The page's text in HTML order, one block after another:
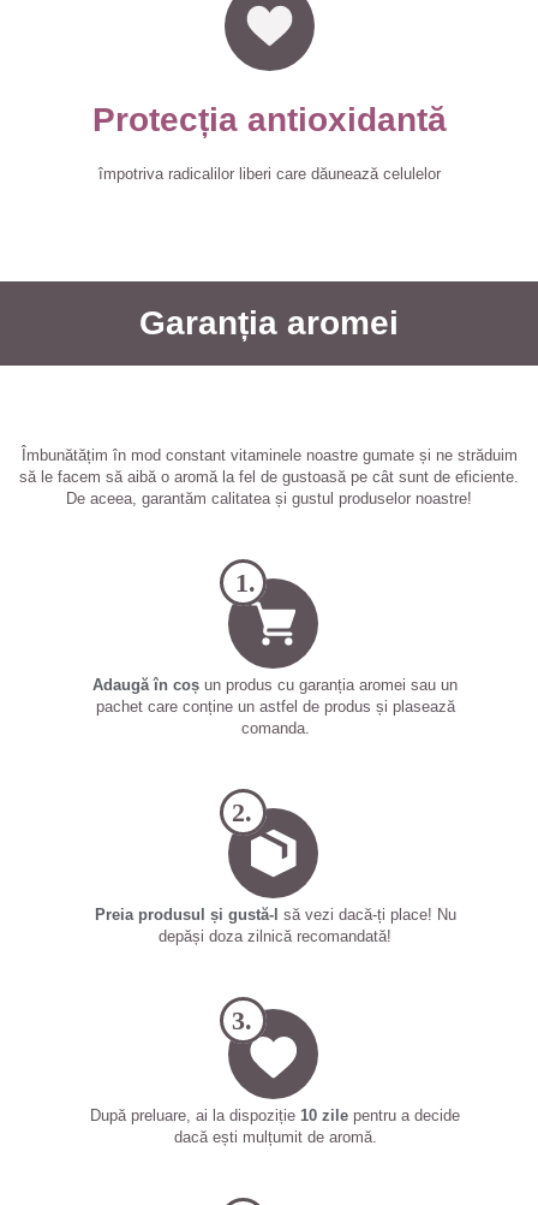
Protecția antioxidantă
împotriva radicalilor liberi care dăunează celulelor
Garanția aromei
Îmbunătățim în mod constant vitaminele noastre gumate și ne străduim
să le facem să aibă o aromă la fel de gustoasă pe cât sunt de eficiente.
De aceea, garantăm calitatea și gustul produselor noastre!
1.
Adaugă în coș un produs cu garanția aromei sau un
pachet care conține un astfel de produs și plasează
comanda.
2.
Preia produsul și gustă-l să vezi dacă-ți place! Nu
depăși doza zilnică recomandată!
3.
După preluare, ai la dispoziție 10 zile pentru a decide
dacă ești mulțumit de aromă.